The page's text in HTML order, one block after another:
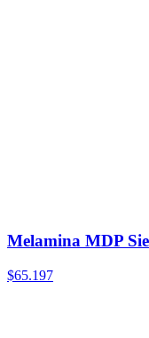
Melamina MDP
$65.197